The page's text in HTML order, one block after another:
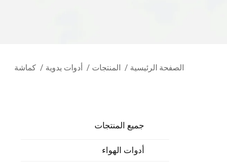
الصفحة الرئيسية / المنتجات / أدوات يدوية / كماشة
جميع المنتجات
أدوات الهواء